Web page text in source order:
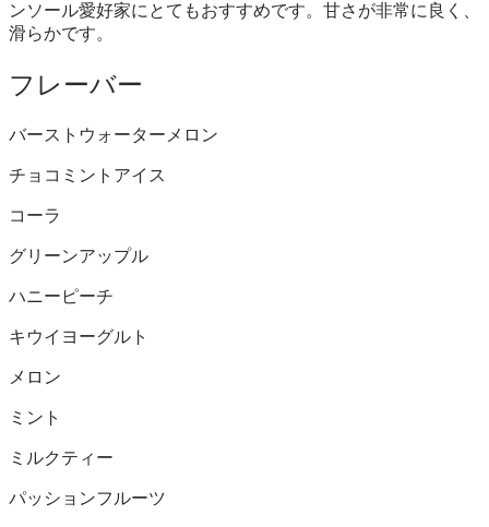
ンソール愛好家にとてもおすすめです。甘さが非常に良く、
滑らかです。
フレーバー
バーストウォーターメロン
チョコミントアイス
コーラ
グリーンアップル
ハニーピーチ
キウイヨーグルト
メロン
ミント
ミルクティー
パッションフルーツ